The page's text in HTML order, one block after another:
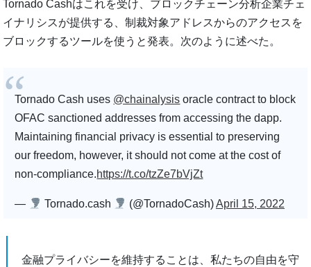
Tornado Cashはこれを受け、ブロックチェーン分析企業チェ
イナリシスが提供する、制裁対象アドレスからのアクセスを
ブロックするツールを使うと発表。次のように述べた。
Tornado Cash uses @chainalysis oracle contract to block
OFAC sanctioned addresses from accessing the dapp.
Maintaining financial privacy is essential to preserving
our freedom, however, it should not come at the cost of
non-compliance.https://t.co/tzZe7bVjZt
— Tornado.cash (@TornadoCash)April 15, 2022
金融プライバシーを維持することは、私たちの自由を守